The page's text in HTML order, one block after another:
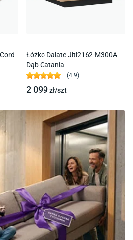
Łóżko Dalate Jltl2162-M300A
Dąb Catania
(4.9)
2 099zł/szt